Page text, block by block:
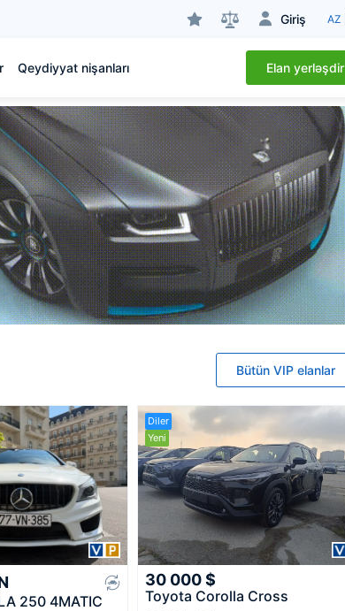
Giriş AZ
Qeydiyyat nişanları Elan yerləşdir
Bütün VIP elanlar
250 4MATIC
Diler
Yeni
30 000$
Toyota Corolla Cross